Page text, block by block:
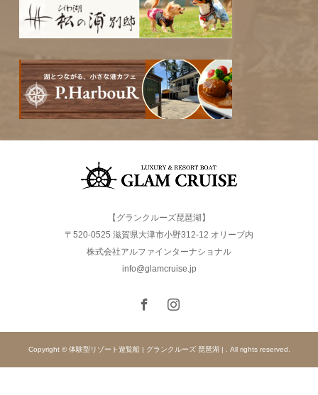
【グランクルーズ琵琶湖】
〒520-0525 滋賀県大津市小野312-12 オリーブ内
株式会社アルファインターナショナル
info@glamcruise.jp
Copyright © 体験型リゾート遊覧船 | グランクルーズ 琵琶湖 | . All rights reserved.